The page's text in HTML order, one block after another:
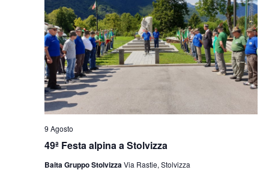
49ª Festa alpina a Stolvizza
9 Agosto
Baita Gruppo StolvizzaVia Rastie, Stolvizza